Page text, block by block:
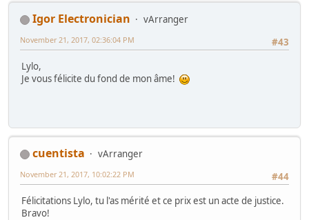
Igor Electronician
vArranger
#43
November 21, 2017, 02:36:04 PM
Lylo,
Je vous félicite du fond de mon âme!
cuentista
vArranger
#44
November 21, 2017, 10:02:22 PM
Félicitations Lylo, tu l'as mérité et ce prix est un acte de justice.
Bravo!